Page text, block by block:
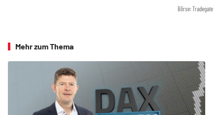
Börse: Tradegate
Mehr zum Thema